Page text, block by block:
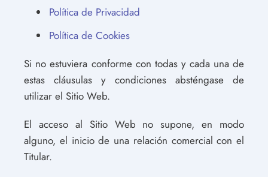
Política de Privacidad
Política de Cookies
Si no estuviera conforme con todas y cada una de
estas cláusulas y condiciones absténgase de
utilizar el Sitio Web.
El acceso al Sitio Web no supone, en modo
alguno, el inicio de una relación comercial con el
Titular.